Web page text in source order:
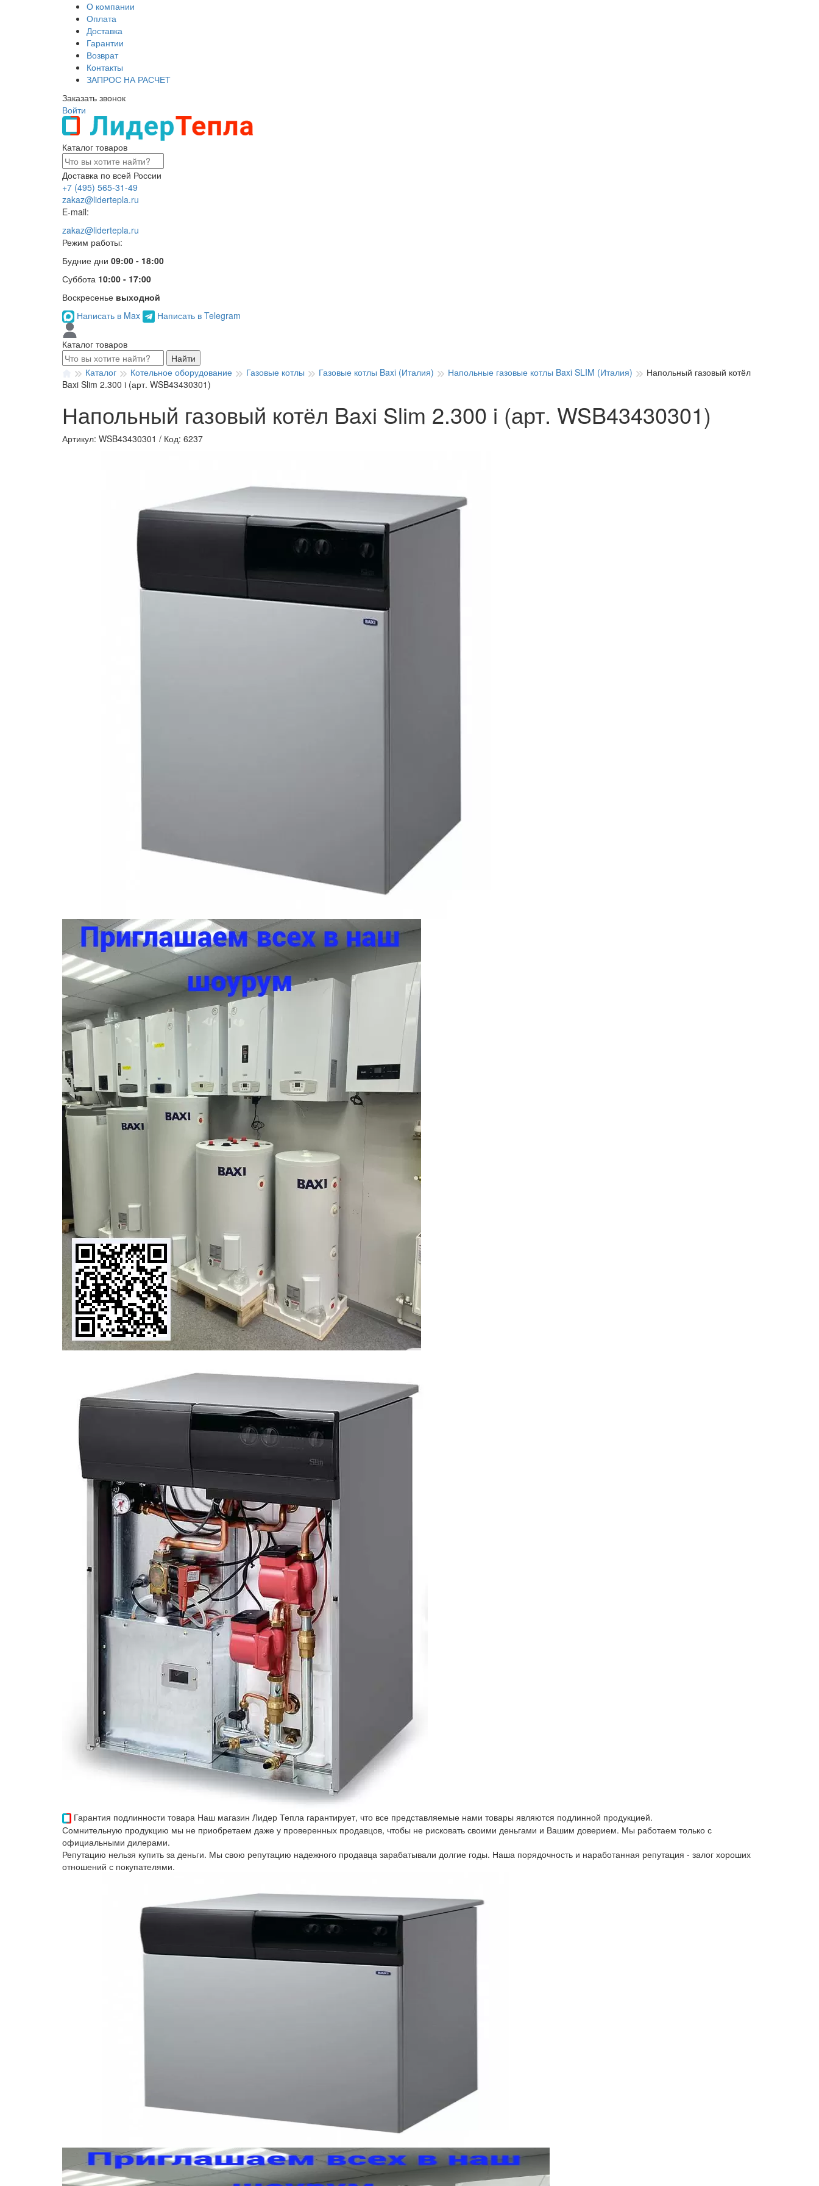
О компании
Оплата
Доставка
Гарантии
Возврат
Контакты
ЗАПРОС НА РАСЧЕТ
Заказать звонок
Войти
Каталог товаров
Доставка по всей России
+7 (495) 565-31-49
zakaz@lidertepla.ru
E-mail:
zakaz@lidertepla.ru
Режим работы:
Будние дни 09:00 - 18:00
Суббота 10:00 - 17:00
Воскресенье выходной
Написать в Max
Написать в Telegram
Каталог товаров
Найти
Каталог
Котельное оборудование Газовые котлы Газовые котлы Baxi (Италия) Напольные газовые котлы Baxi SLIM (Италия)
Напольный газовый котёл
Baxi Slim 2.300 i (арт. WSB43430301)
Напольный газовый котёл Baxi Slim 2.300 i (арт. WSB43430301)
Артикул: WSB43430301 / Код: 6237
Гарантия подлинности товара Наш магазин Лидер Тепла гарантирует, что все представляемые нами товары являются подлинной продукцией.
Сомнительную продукцию мы не приобретаем даже у проверенных продавцов, чтобы не рисковать своими деньгами и Вашим доверием. Мы работаем только с
официальными дилерами.
Репутацию нельзя купить за деньги. Мы свою репутацию надежного продавца зарабатывали долгие годы. Наша порядочность и наработанная репутация - залог хороших
отношений с покупателями.